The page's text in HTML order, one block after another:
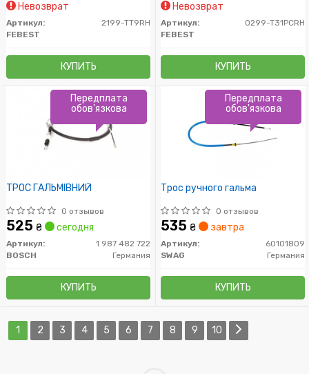
Невозврат
Артикул:
2199-TT9RH
FEBEST
КУПИТЬ
Невозврат
Артикул:
0299-T31PCRH
FEBEST
КУПИТЬ
ТРОС ГАЛЬМIВНИЙ
0 отзывов
525 ₴ сегодня
Артикул:
1 987 482 722
BOSCH
Германия
КУПИТЬ
Передплата
обов'язкова
Трос ручного гальма
0 отзывов
535 ₴ завтра
Артикул:
60101809
SWAG
Германия
КУПИТЬ
Передплата
обов'язкова
1 2 3 4 5 6 7 8 9 10